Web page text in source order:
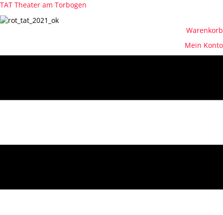
TAT Theater am Torbogen
Warenkorb
Mein Konto